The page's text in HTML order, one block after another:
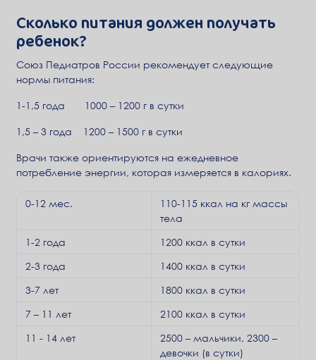
Сколько питания должен получать
ребенок?
Союз Педиатров России рекомендует следующие
нормы питания:
1-1,5 года 1000 – 1200 г в сутки
1,5 – 3 года 1200 – 1500 г в сутки
Врачи также ориентируются на ежедневное
потребление энергии, которая измеряется в калориях.
0-12 мес.
110-115 ккал на кг массы
тела
1-2 года
1200 ккал в сутки
2-3 года
1400 ккал в сутки
3-7 лет
1800 ккал в сутки
7 – 11 лет
2100 ккал в сутки
11 - 14 лет
2500 – мальчики, 2300 –
девочки (в сутки)